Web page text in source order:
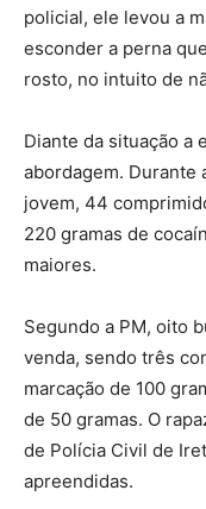
policial, ele levou a
esconder a perna
rosto, no intuito de
Diante da situação a
abordagem. Durante
jovem, 44
220 gramas de
maiores.
Segundo a PM, oito
venda, sendo três
marcação de 100
de 50 gramas. O
de Polícia Civil de
apreendidas.